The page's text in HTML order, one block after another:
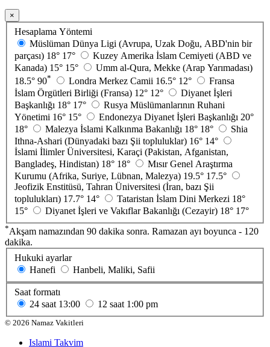
×
Hesaplama Yöntemi
Müslüman Dünya Ligi (Avrupa, Uzak Doğu, ABD'nin bir
parçası) 18° 17°
Kuzey Amerika İslam Cemiyeti (ABD ve
Kanada) 15° 15°
Umm al-Qura, Mekke (Arap Yarımadası)
18.5° 90* Londra Merkez Camii 16.5° 12°
Fransa
İslam Örgütleri Birliği (Fransa) 12° 12°
Diyanet İşleri
Başkanlığı 18° 17°
Rusya Müslümanlarının Ruhani
Yönetimi 16° 15° Endonezya Diyanet İşleri Başkanlığı 20°
18°
Malezya İslami Kalkınma Bakanlığı 18° 18°
Shia
Ithna-Ashari (Dünyadaki bazı Şii topluluklar) 16° 14°
İslami İlimler Üniversitesi, Karaçi (Pakistan, Afganistan,
Bangladeş, Hindistan) 18° 18°
Mısır Genel Araştırma
Kurumu (Afrika, Suriye, Lübnan, Malezya) 19.5° 17.5°
Jeofizik Enstitüsü, Tahran Üniversitesi (İran, bazı Şii
toplulukları) 17.7° 14° Tataristan İslam Dini Merkezi 18°
15°
Diyanet İşleri ve Vakıflar Bakanlığı (Cezayir) 18° 17°
*Akşam namazından 90 dakika sonra. Ramazan ayı boyunca - 120
dakika.
Hukuki ayarlar
Hanefi
Hanbeli, Maliki, Safii
Saat formatı
24 saat 13:00 12 saat 1:00 pm
© 2026 Namaz Vakitleri
Islami Takvim